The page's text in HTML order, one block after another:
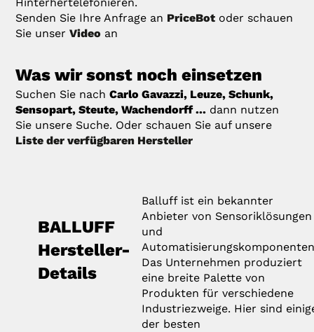
Senden Sie Ihre Anfrage an PriceBot oder schauen
Sie unserVideo an
Was wir sonst noch einsetzen
Suchen Sie nachCarlo Gavazzi, Leuze, Schunk,
Sensopart, Steute, Wachendorff ... dann nutzen
Sie unsere Suche. Oder schauen Sie auf unsere
Liste der verfügbaren Hersteller
BALLUFF
Hersteller-
Details
Balluff ist ein bekannter
Anbieter von Sensoriklösungen
und
Das Unternehmen produziert
eine breite Palette von
Produkten für verschiedene
Industriezweige. Hier sind
der besten